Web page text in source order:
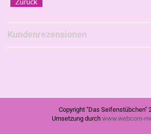
Kundenrezensionen
Copyright "Das Seifenstübchen"
Umsetzung durch www.webcom-